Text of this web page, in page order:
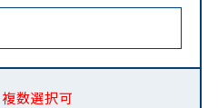
複数選択可